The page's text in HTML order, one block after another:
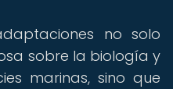
no solo
sobre la biología y
marinas, sino que